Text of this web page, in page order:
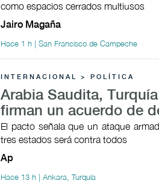
como espacios cerrados multiusos
Jairo Magaña
Hace 1 h | San Francisco de Campeche
INTERNACIONAL > POLÍTICA
Arabia Saudita,
firman un acuerdo de
El pacto señala que un ataque
tres estados será contra todos
Ap
Hace 13 h | Ankara, Turquía